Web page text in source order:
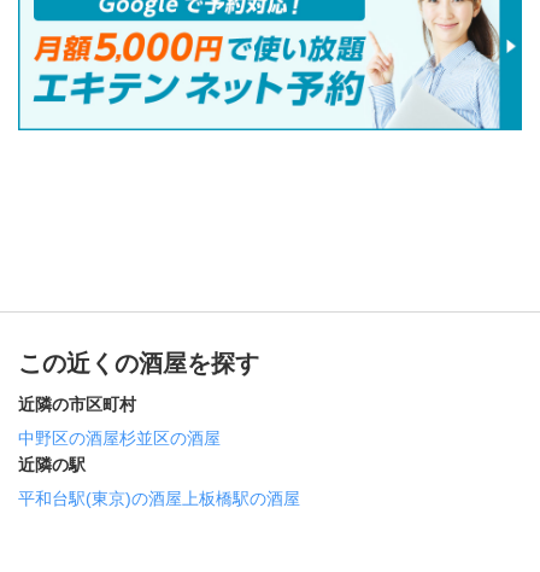
この近くの酒屋を探す
近隣の市区町村
中野区の酒屋杉並区の酒屋
近隣の駅
平和台駅(東京)の酒屋上板橋駅の酒屋